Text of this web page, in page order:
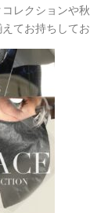
レクションや
てお持ちしてお